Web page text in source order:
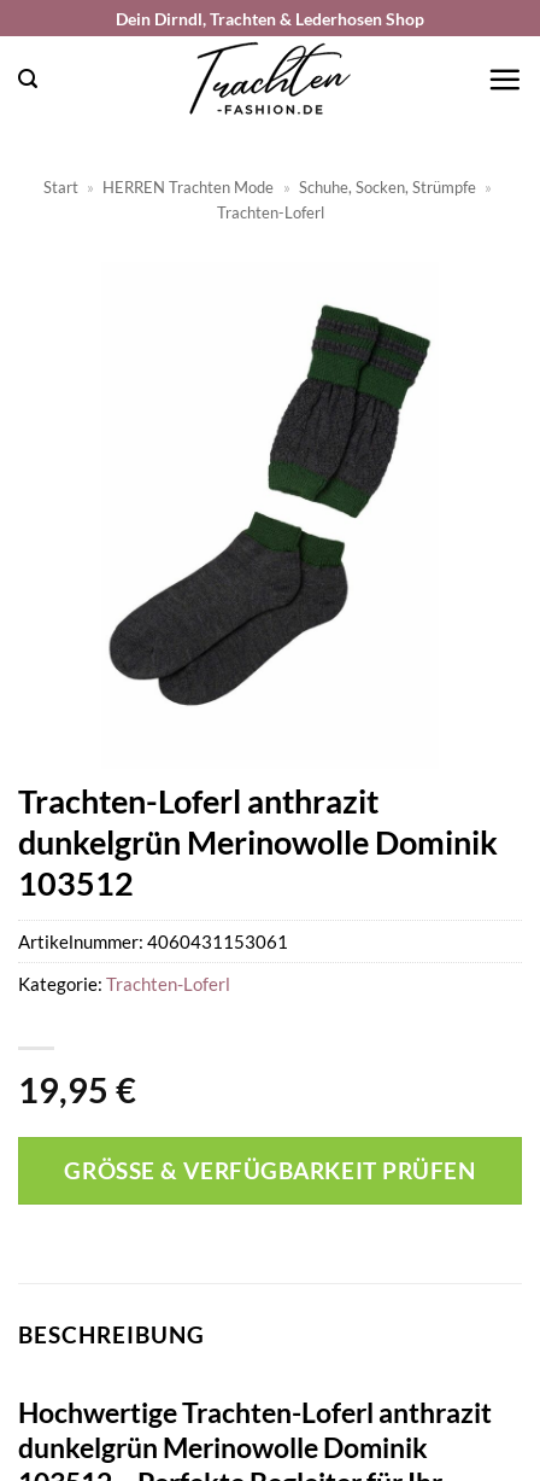
springen
Dein Dirndl, Trachten & Lederhosen Shop
Start » HERREN Trachten Mode » Schuhe, Socken, Strümpfe »
Trachten-Loferl
Trachten-Loferl anthrazit
dunkelgrün Merinowolle Dominik
103512
19,95 €
GRÖSSE & VERFÜGBARKEIT PRÜFEN
Artikelnummer: 4060431153061
Kategorie: Trachten-Loferl
BESCHREIBUNG
Hochwertige Trachten-Loferl anthrazit
dunkelgrün Merinowolle Dominik